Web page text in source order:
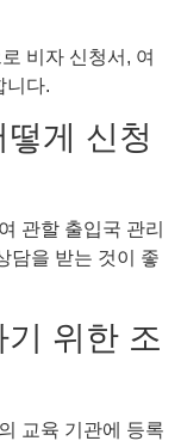
비자 신청서, 여
니다.
게 신청
관할 출입국 관리
담을 받는 것이 좋
위한 조
교육 기관에 등록